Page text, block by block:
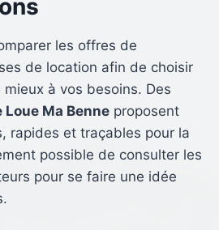
les offres de
de location afin de choisir
à vos besoins. Des
Loue Ma Benneproposent
rapides et traçables pour la
possible de consulter les
pour se faire une idée